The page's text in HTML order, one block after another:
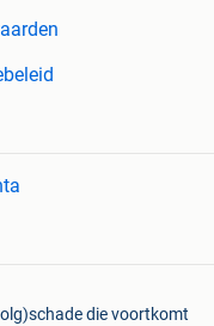
die voortkomt